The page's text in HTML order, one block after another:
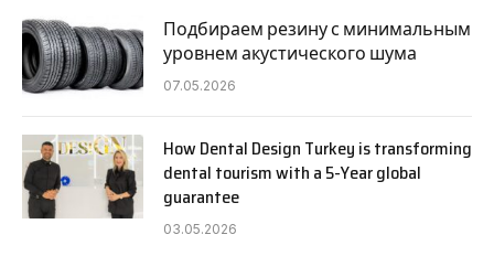
Подбираем резину с минимальным
уровнем акустического шума
07.05.2026
How Dental Design Turkey is transforming
dental tourism with a 5-Year global
guarantee
03.05.2026